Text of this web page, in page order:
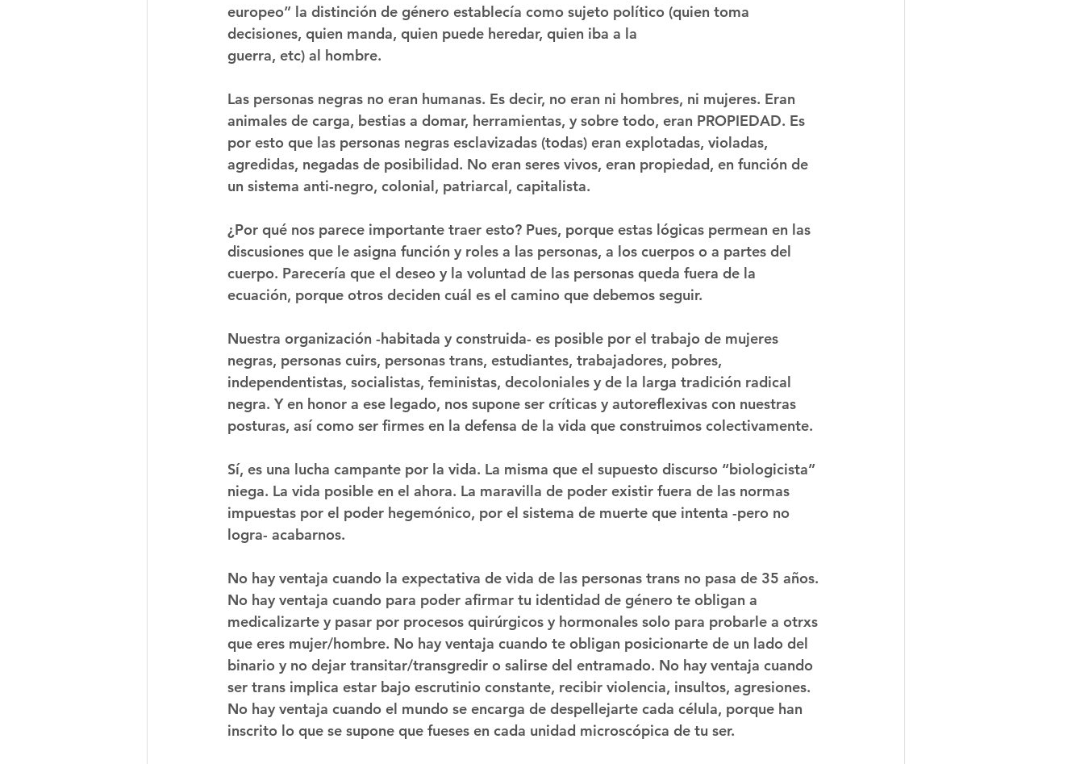
europeo” la distinción de género establecía como sujeto político (quien toma
decisiones, quien manda, quien puede heredar, quien iba a la
guerra, etc) al hombre.
Las personas negras no eran humanas. Es decir, no eran ni hombres, ni mujeres. Eran
animales de carga, bestias a domar, herramientas, y sobre todo, eran PROPIEDAD. Es
por esto que las personas negras esclavizadas (todas) eran explotadas, violadas,
agredidas, negadas de posibilidad. No eran seres vivos, eran propiedad, en función de
un sistema anti-negro, colonial, patriarcal, capitalista.
¿Por qué nos parece importante traer esto? Pues, porque estas lógicas permean en las
discusiones que le asigna función y roles a las personas, a los cuerpos o a partes del
cuerpo. Parecería que el deseo y la voluntad de las personas queda fuera de la
ecuación, porque otros deciden cuál es el camino que debemos seguir.
Nuestra organización -habitada y construida- es posible por el trabajo de mujeres
negras, personas cuirs, personas trans, estudiantes, trabajadores, pobres,
independentistas, socialistas, feministas, decoloniales y de la larga tradición radical
negra. Y en honor a ese legado, nos supone ser críticas y autoreflexivas con nuestras
posturas, así como ser firmes en la defensa de la vida que construimos colectivamente.
Sí, es una lucha campante por la vida. La misma que el supuesto discurso “biologicista”
niega. La vida posible en el ahora. La maravilla de poder existir fuera de las normas
impuestas por el poder hegemónico, por el sistema de muerte que intenta -pero no
logra- acabarnos.
No hay ventaja cuando la expectativa de vida de las personas trans no pasa de 35 años.
No hay ventaja cuando para poder afirmar tu identidad de género te obligan a
medicalizarte y pasar por procesos quirúrgicos y hormonales solo para probarle a otrxs
que eres mujer/hombre. No hay ventaja cuando te obligan posicionarte de un lado del
binario y no dejar transitar/transgredir o salirse del entramado. No hay ventaja cuando
ser trans implica estar bajo escrutinio constante, recibir violencia, insultos, agresiones.
No hay ventaja cuando el mundo se encarga de despellejarte cada célula, porque han
inscrito lo que se supone que fueses en cada unidad microscópica de tu ser.